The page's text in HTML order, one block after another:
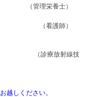
（管理栄養士）
看護師）
（診療放射線技
越しください。